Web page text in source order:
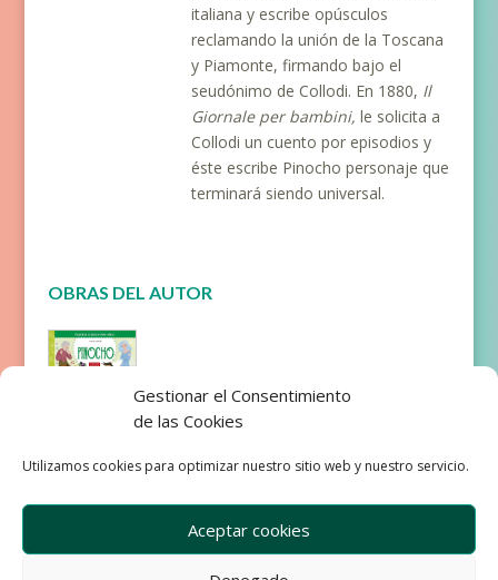
Gestionar el Consentimiento
de las Cookies
Utilizamos cookies para optimizar nuestro sitio web y nuestro servicio.
Aceptar cookies
italiana y escribe opúsculos
reclamando la unión de la Toscana
y Piamonte, firmando bajo el
seudónimo de Collodi. En 1880, Il
Giornale per bambini, le solicita a
Collodi un cuento por episodios y
éste escribe Pinocho personaje que
terminará siendo universal.
OBRAS DEL AUTOR